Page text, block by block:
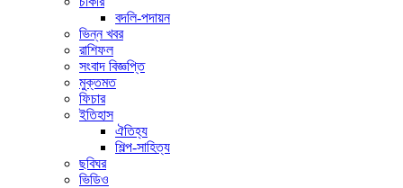
বদলি-পদায়ন
ভিন্ন খবর
রাশিফল
সংবাদ বিজ্ঞপ্তি
মুক্তমত
ফিচার
ইতিহাস
ঐতিহ্য
শিল্প-সাহিত্য
ছবিঘর
ভিডিও